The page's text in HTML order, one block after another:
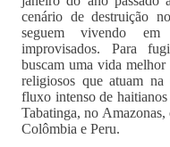
cenário de destruição
seguem vivendo em
improvisados. Para
buscam uma vida
religiosos que atuam na
fluxo intenso de
Tabatinga, no
Colômbia e Peru.